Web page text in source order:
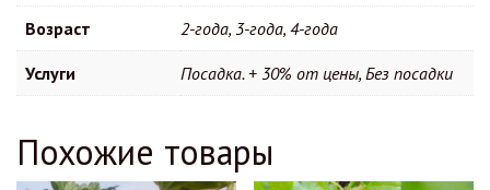
Возраст 2-года, 3-года, 4-года
Услуги Посадка. + 30% от цены, Без посадки
Похожие товары